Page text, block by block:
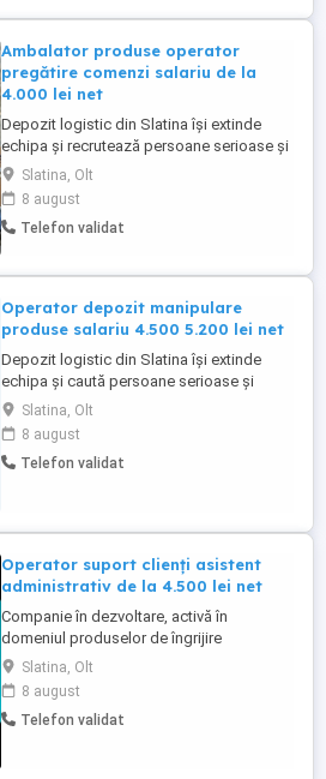
Ambalator produse operator
pregătire comenzi salariu de la
4.000 lei net
Depozit logistic din Slatina își extinde
echipa și recrutează persoane serioase și
responsabile pentru activitatea de
ambalare și pregătire a comenzilor.
Experiența anterioară nu este obligatorie.
Oferim instruire la locul de muncă și sprijin
Responsabilități: Pregătirea ...
Slatina, Olt
8 august
Telefon validat
Operator depozit manipulare
produse salariu 4.500 5.200 lei net
Depozit logistic din Slatina își extinde
echipa și caută persoane serioase și
responsabile pentru activități de recepție,
manipulare, organizare și pregătire a
comenzilor. Experiența anterioară nu este
obligatorie. Oferim instruire la locul de
Slatina, Olt
8 august
Telefon validat
Operator suport clienți asistent
administrativ de la 4.500 lei net
Companie în dezvoltare, activă în
domeniul produselor de îngrijire
personală și al produselor pentru
curățenie, își extinde echipa și recrutează
10 persoane pentru un loc de muncă
stabil și pe termen lung. Experiența
Slatina, Olt
8 august
Telefon validat